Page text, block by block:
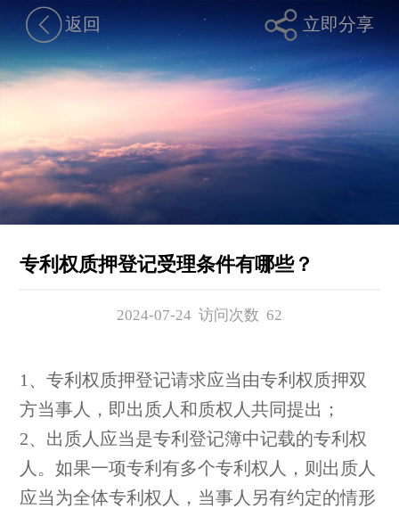
返回 立即分享
专利权质押登记受理条件有哪些？
2024-07-24 访问次数 62
1、专利权质押登记请求应当由专利权质押双
方当事人，即出质人和质权人共同提出；
2、出质人应当是专利登记簿中记载的专利权
人。如果一项专利有多个专利权人，则出质人
应当为全体专利权人，当事人另有约定的情形